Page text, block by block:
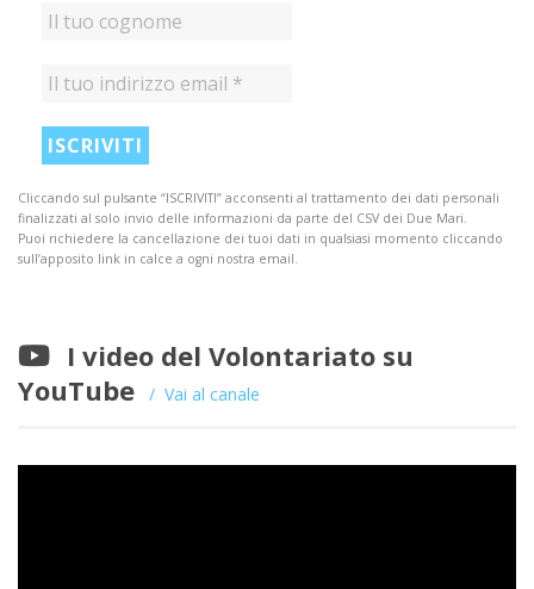
Cliccando sul pulsante “ISCRIVITI” acconsenti al trattamento dei dati personali
finalizzati al solo invio delle informazioni da parte del CSV dei Due Mari.
Puoi richiedere la cancellazione dei tuoi dati in qualsiasi momento cliccando
sull’apposito link in calce a ogni nostra email.
I video del Volontariato su
YouTube
Vai al canale